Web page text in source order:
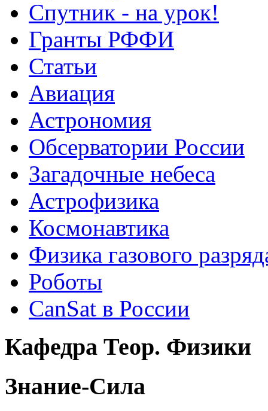
Спутник - на урок!
Гранты РФФИ
Статьи
Авиация
Астрономия
Обсерватории России
Загадочные небеса
Астрофизика
Космонавтика
Физика газового
Роботы
CanSat в России
Кафедра Теор. Физики
Знание-Сила